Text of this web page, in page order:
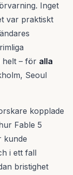
Inget
var praktiskt
helt – för alla
Seoul
kopplade
Fable 5
kunde
i ett fall
bristighet